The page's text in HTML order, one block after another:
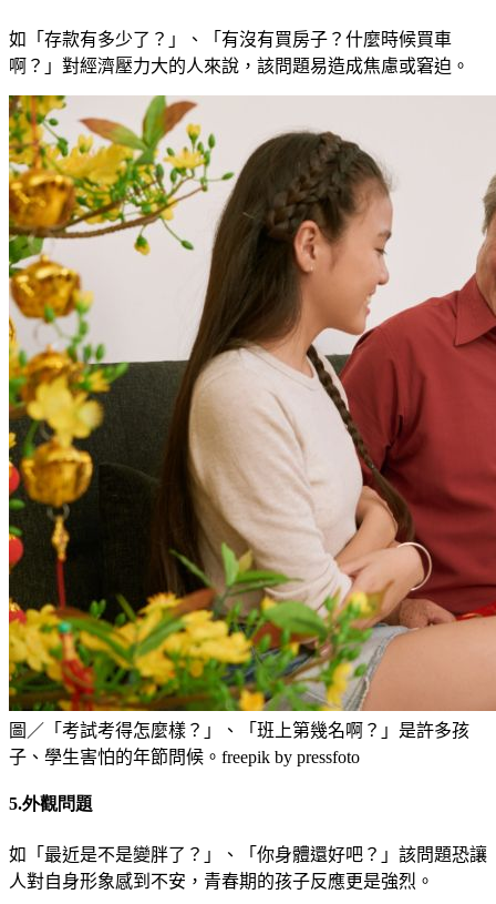
如「存款有多少了？」、「有沒有買房子？什麼時候買車
啊？」 對經濟壓力大的人來說，該問題易造成焦慮或窘迫。
圖／「考試考得怎麼樣？」、「班上第幾名啊？」是許多孩
子、學生害怕的年節問候。freepik by pressfoto
5.外觀問題
如「最近是不是變胖了？」、「你身體還好吧？」該問題恐讓
人對自身形象感到不安，青春期的孩子反應更是強烈。